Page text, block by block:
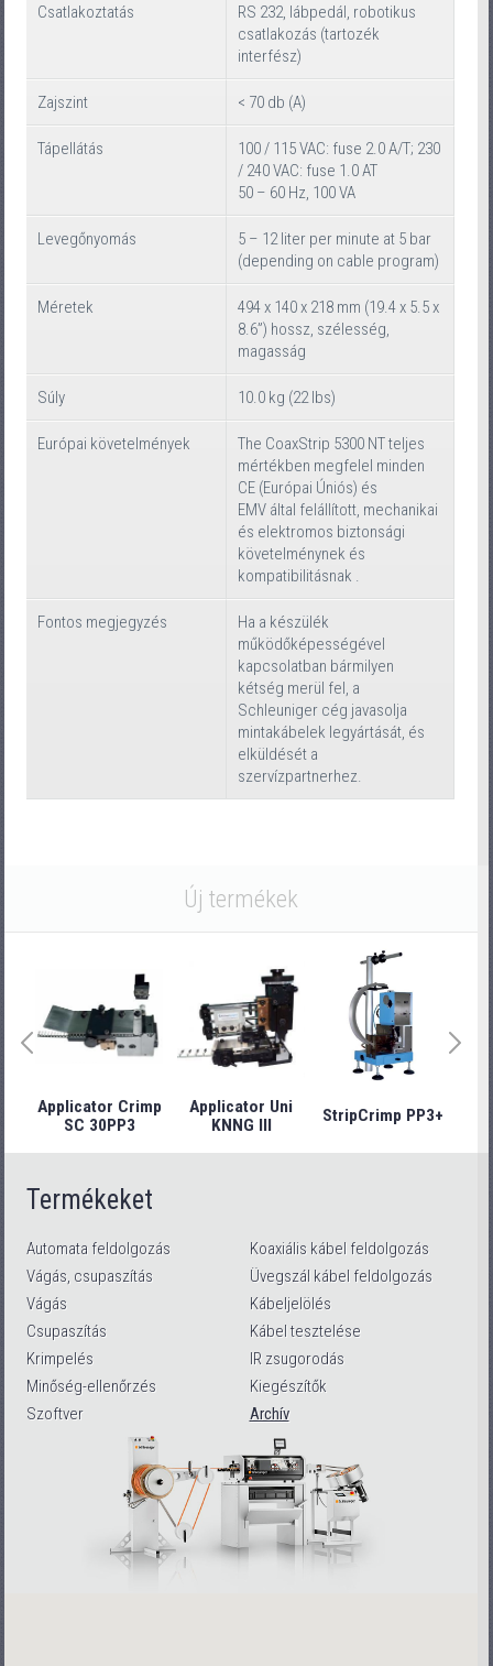
Csatlakoztatás
RS 232, lábpedál, robotikus
csatlakozás (tartozék
interfész)
Zajszint < 70 db (A)
Tápellátás
100 / 115 VAC: fuse 2.0 A/T; 230
/ 240 VAC: fuse 1.0 AT
50 – 60 Hz, 100 VA
Levegőnyomás
5 – 12 liter per minute at 5 bar
(depending on cable program)
Méretek
494 x 140 x 218 mm (19.4 x 5.5 x
8.6”) hossz, szélesség,
magasság
Súly 10.0 kg (22 lbs)
Európai követelmények
The CoaxStrip 5300 NT teljes
mértékben megfelel minden
CE (Európai Úniós) és
EMV által felállított, mechanikai
és elektromos biztonsági
követelménynek és
kompatibilitásnak .
Fontos megjegyzés
Ha a készülék
működőképességével
kapcsolatban bármilyen
kétség merül fel, a
Schleuniger cég javasolja
mintakábelek legyártását, és
elküldését a
szervízpartnerhez.
Új termékek
Applicator Crimp
SC 30PP3
Applicator Uni
KNNG III
StripCrimp PP3+
Termékeket
Automata feldolgozás
Vágás, csupaszítás
Vágás
Csupaszítás
Krimpelés
Minőség-ellenőrzés
Szoftver
Koaxiális kábel feldolgozás
Üvegszál kábel feldolgozás
Kábeljelölés
Kábel tesztelése
IR zsugorodás
Kiegészítők
Archív